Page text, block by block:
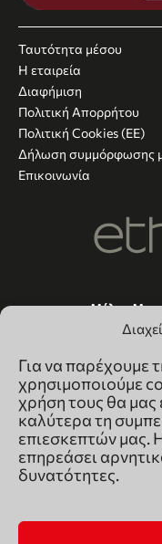
Για να παρέχουμε
χρησιμοποιούμε
χρήση τους θα μας
καλύτερα τη
επιεσκεπτών μας.
επηρεάσει
δυνατότητες.
Ταυτότητα μέσου
Η εταιρεία
Διαφήμιση
Πολιτική Απορρήτου
Πολιτική Cookies (ΕΕ)
Δήλωση συμμόρφωσης
Επικοινωνία
Μέλος